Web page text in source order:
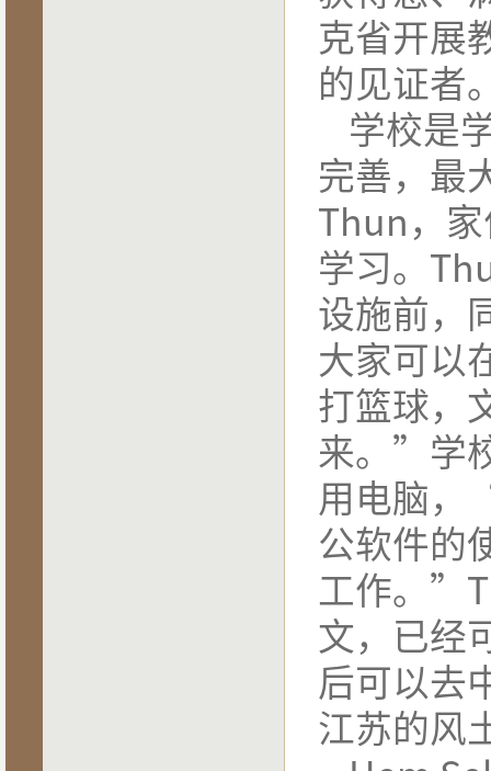
克省开展
的见证者
学校是
完善，最
Thun，
学习。
设施前，
大家可以
打篮球，
来。 ” 学
用电脑，
公软件的
工作。
文，已经
后可以去
江苏的风